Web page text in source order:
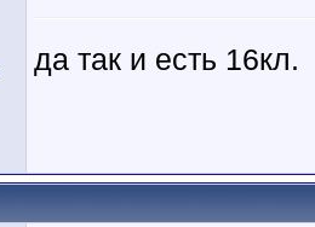
да так и есть 16кл.